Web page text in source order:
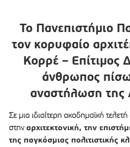
Το Πανεπιστήμιο
τον κορυφαίο
Κορρέ – Επίτιμος
άνθρωπος
αναστήλωση της
Σε μια ιδιαίτερη ακαδημαϊκή
στηναρχιτεκτονική, την
της παγκόσμιας πολιτιστικής